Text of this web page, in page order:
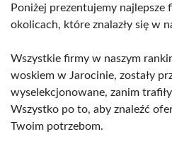
Poniżej prezentujemy najlepsze
okolicach, które znalazły się w
Wszystkie firmy w naszym
woskiem w Jarocinie, zostały
wyselekcjonowane, zanim
Wszystko po to, aby znaleźć
Twoim potrzebom.